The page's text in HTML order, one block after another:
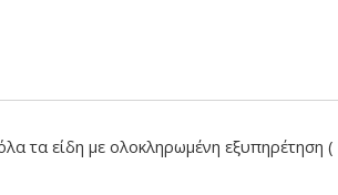
τα είδη με ολοκληρωμένη εξυπηρέτηση (